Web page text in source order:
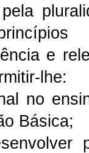
e
lhe:
no
Básica;